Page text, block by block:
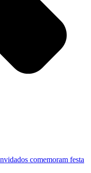
comemoram festa